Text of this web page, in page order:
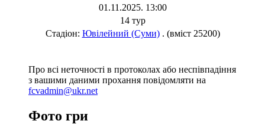
01.11.2025. 13:00
14 тур
Стадіон: Ювілейний (Суми). (вміст 25200)
Про всі неточності в протоколах або неспівпадіння
з вашими даними прохання повідомляти на
fcvadmin@ukr.net
Фото гри